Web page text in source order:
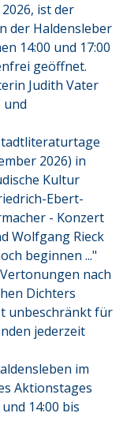
ist der
der Haldensleber
14:00 und 17:00
geöffnet.
Judith Vater
und
2026) in
Kultur
Ebert-
- Konzert
Wolfgang Rieck
beginnen ..."
nach
Dichters
unbeschränkt für
jederzeit
im
Aktionstages
14:00 bis